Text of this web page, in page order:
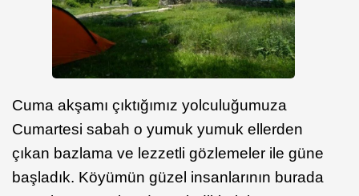
Cuma akşamı çıktığımız yolculuğumuza
Cumartesi sabah o yumuk yumuk ellerden
çıkan bazlama ve lezzetli gözlemeler ile güne
başladık. Köyümün güzel insanlarının burada